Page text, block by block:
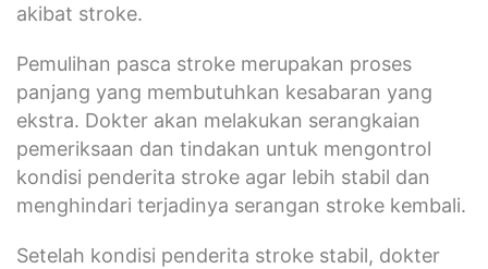
akibat stroke.
Pemulihan pasca stroke merupakan proses
panjang yang membutuhkan kesabaran yang
ekstra. Dokter akan melakukan serangkaian
pemeriksaan dan tindakan untuk mengontrol
kondisi penderita stroke agar lebih stabil dan
menghindari terjadinya serangan stroke kembali.
Setelah kondisi penderita stroke stabil, dokter